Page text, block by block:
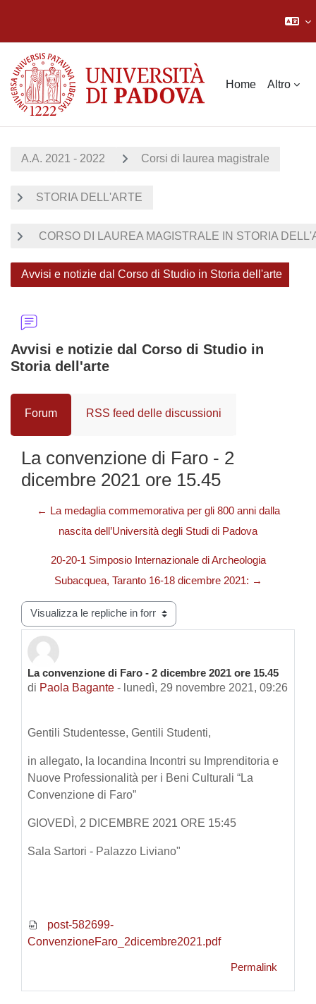
Home Altro
A.A. 2021 - 2022 Corsi di laurea magistrale
STORIA DELL'ARTE
CORSO DI LAUREA MAGISTRALE IN STORIA
Avvisi e notizie dal Corso di Studio in Storia dell'arte
Avvisi e notizie dal Corso di Studio in
Storia dell'arte
Forum RSS feed delle discussioni
La convenzione di Faro - 2
dicembre 2021 ore 15.45
← La medaglia commemorativa per gli 800 anni dalla
nascita dell’Università degli Studi di Padova
20-20-1 Simposio Internazionale di Archeologia
Subacquea, Taranto 16-18 dicembre 2021: →
Modalità visualizzazione
La convenzione di Faro - 2 dicembre 2021 ore 15.45
di Paola Bagante - lunedì, 29 novembre 2021, 09:26
Numero di risposte: 0
Gentili Studentesse, Gentili Studenti,
in allegato, la locandina Incontri su Imprenditoria e
Nuove Professionalità per i Beni Culturali “La
Convenzione di Faro”
GIOVEDÌ, 2 DICEMBRE 2021 ORE 15:45
Sala Sartori - Palazzo Liviano"
post-582699-
ConvenzioneFaro_2dicembre2021.pdf
Permalink